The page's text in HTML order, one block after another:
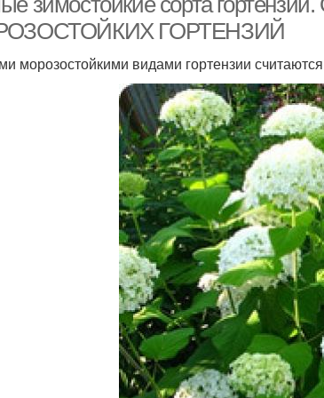
ГОРТЕНЗИЙ
морозостойкими видами гортензии